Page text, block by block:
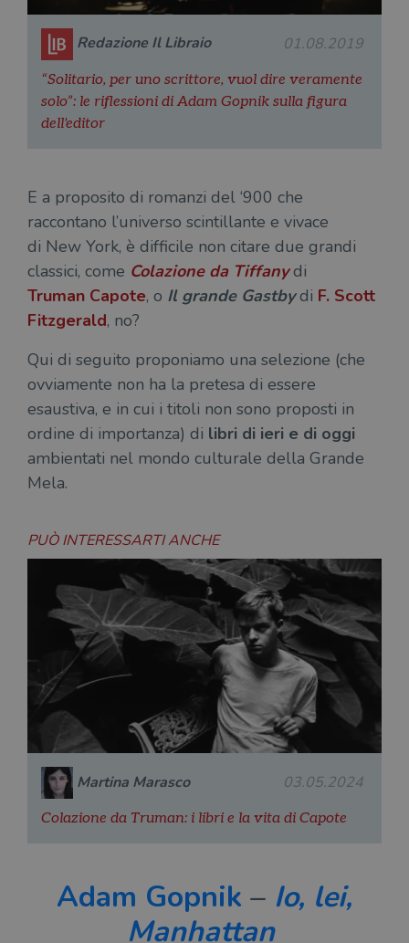
Redazione Il Libraio 01.08.2019
“Solitario, per uno scrittore, vuol dire veramente
solo”: le riflessioni di Adam Gopnik sulla figura
dell'editor
E a proposito di romanzi del ‘900 che
raccontano l’universo scintillante e vivace
di New York, è difficile non citare due grandi
classici, come Colazione da Tiffany di
Truman Capote, o Il grande Gastbydi F. Scott
Fitzgerald, no?
Qui di seguito proponiamo una selezione (che
ovviamente non ha la pretesa di essere
esaustiva, e in cui i titoli non sono proposti in
ordine di importanza) di libri di ieri e di oggi
ambientati nel mondo culturale della Grande
Mela.
PUÒ INTERESSARTI ANCHE
Martina Marasco 03.05.2024
Colazione da Truman: i libri e la vita di Capote
Adam Gopnik – Io, lei,
Manhattan